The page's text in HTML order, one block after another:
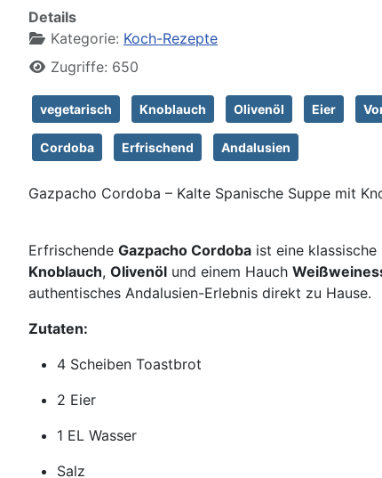
Details
Kategorie: Koch-Rezepte
Zugriffe: 650
vegetarisch Knoblauch Olivenöl Eier
Cordoba Erfrischend Andalusien
Gazpacho Cordoba – Kalte Spanische Suppe mit
Erfrischende Gazpacho Cordoba ist eine
Knoblauch, Olivenöl und einem Hauch
authentisches Andalusien-Erlebnis direkt zu Hause.
Zutaten:
4 Scheiben Toastbrot
2 Eier
1 EL Wasser
Salz